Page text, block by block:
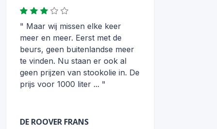
" Maar wij missen elke keer
meer en meer. Eerst met de
beurs, geen buitenlandse meer
te vinden. Nu staan er ook al
geen prijzen van stookolie in. De
prijs voor 1000 liter ... "
DE ROOVER FRANS